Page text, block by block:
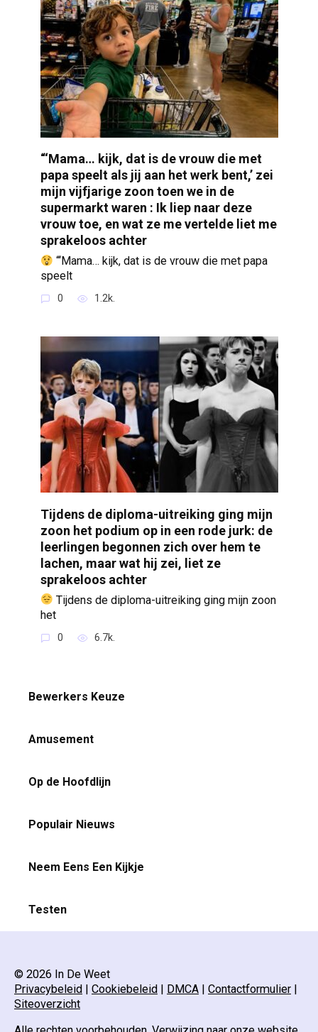
“‘Mama… kijk, dat is de vrouw die met
papa speelt als jij aan het werk bent,’ zei
mijn vijfjarige zoon toen we in de
supermarkt waren : Ik liep naar deze
vrouw toe, en wat ze me vertelde liet me
sprakeloos achter
“‘Mama… kijk, dat is de vrouw die met papa
speelt
0 1.2k.
Tijdens de diploma-uitreiking ging mijn
zoon het podium op in een rode jurk: de
leerlingen begonnen zich over hem te
lachen, maar wat hij zei, liet ze
sprakeloos achter
Tijdens de diploma-uitreiking ging mijn zoon
het
0 6.7k.
Bewerkers Keuze
Amusement
Op de Hoofdlijn
Populair Nieuws
Neem Eens Een Kijkje
Testen
© 2026 In De Weet
Privacybeleid | Cookiebeleid | DMCA | Contactformulier |
Siteoverzicht